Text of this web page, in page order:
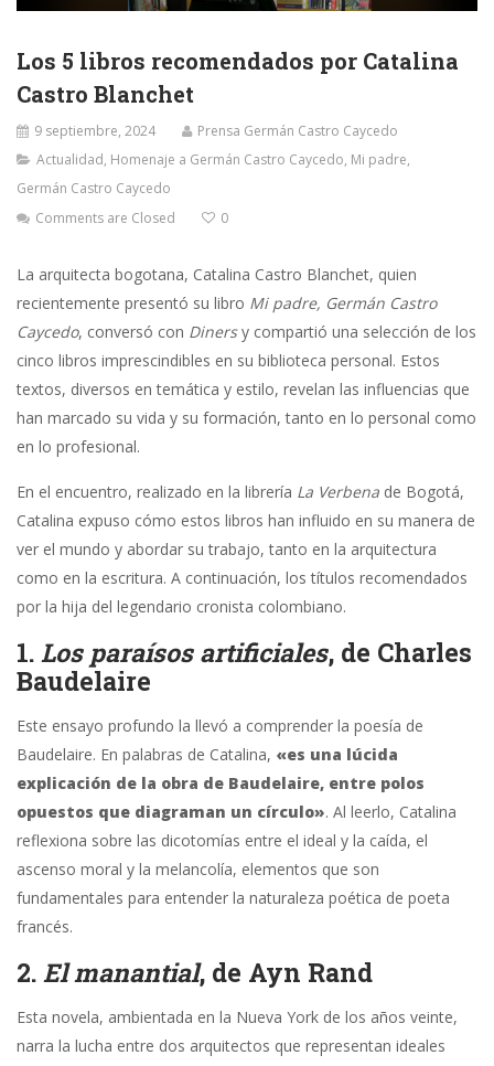
Los 5 libros recomendados por Catalina
Castro Blanchet
9 septiembre, 2024
Prensa Germán Castro Caycedo
Actualidad, Homenaje a Germán Castro Caycedo, Mi padre,
Germán Castro Caycedo
Comments are Closed
0
La arquitecta bogotana, Catalina Castro Blanchet, quien
recientemente presentó su libro Mi padre, Germán Castro
Caycedo, conversó con Dinersy compartió una selección de los
cinco libros imprescindibles en su biblioteca personal. Estos
textos, diversos en temática y estilo, revelan las influencias que
han marcado su vida y su formación, tanto en lo personal como
en lo profesional.
En el encuentro, realizado en la librería La Verbena de Bogotá,
Catalina expuso cómo estos libros han influido en su manera de
ver el mundo y abordar su trabajo, tanto en la arquitectura
como en la escritura. A continuación, los títulos recomendados
por la hija del legendario cronista colombiano.
1. Los paraísos artificiales, de Charles
Baudelaire
Este ensayo profundo la llevó a comprender la poesía de
Baudelaire. En palabras de Catalina, «es una lúcida
explicación de la obra de Baudelaire, entre polos
opuestos que diagraman un círculo». Al leerlo, Catalina
reflexiona sobre las dicotomías entre el ideal y la caída, el
ascenso moral y la melancolía, elementos que son
fundamentales para entender la naturaleza poética de poeta
francés.
2. El manantial, de Ayn Rand
Esta novela, ambientada en la Nueva York de los años veinte,
narra la lucha entre dos arquitectos que representan ideales